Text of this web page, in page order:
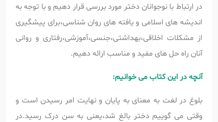
در ارتباط با نوجوانان دختر مورد بررسی قرار دهیم و با توجه به
اندیشه های اسلامی و یافته های روان شناسی،برای پیشگیری
از مشکلات اخلاقی،بهداشتی،جنسی،آموزشی،رفتاری و روانی
آنان راه حل های مفید و مناسب ارائه دهیم.
آنچه در این کتاب می خوانیم:
بلوغ در لغت به معنای به پایان و نهایت امر رسیدن است و
وقتی می گوییم دختر بالغ شد،یعنی به سن درک رسید.در